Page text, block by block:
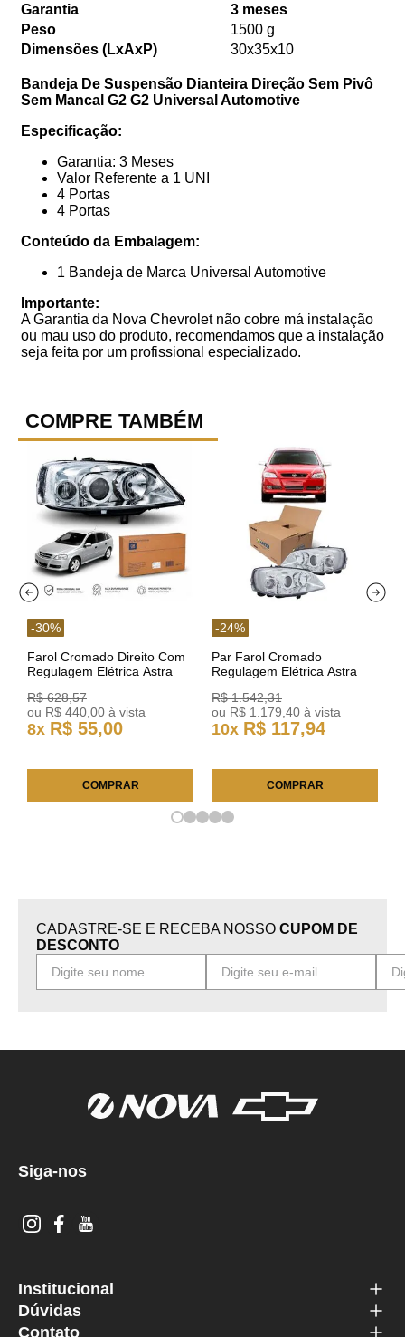
Garantia
3 meses
Peso
1500 g
Dimensões (LxAxP)
30x35x10
Bandeja De Suspensão Dianteira Direção Sem Pivô
Sem Mancal G2 G2 Universal Automotive
Especificação:
Garantia: 3 Meses
Valor Referente a 1 UNI
4 Portas
4 Portas
Conteúdo da Embalagem:
1 Bandeja de Marca Universal Automotive
Importante:
A Garantia da Nova Chevrolet não cobre má instalação
ou mau uso do produto, recomendamos que a instalação
seja feita por um profissional especializado.
COMPRE TAMBÉM
-30%
Farol Cromado Direito Com
Regulagem Elétrica Astra
R$ 628,57
ou R$ 440 00 à vista
8x R$ 55,00
COMPRAR
-24%
Par Farol Cromado
Regulagem Elétrica Astra
R$ 1.542,31
ou R$ 1 179 40 à vista
10x R$ 117,94
COMPRAR
CADASTRE-SE E RECEBA NOSSO CUPOM DE
DESCONTO
Siga-nos
Institucional
Dúvidas
Contato